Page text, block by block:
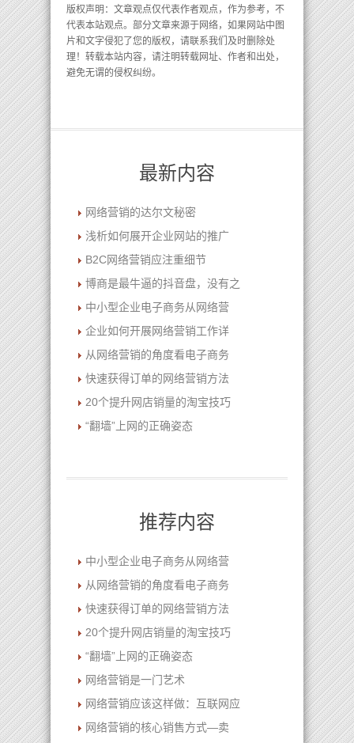
版权声明 ：文章观点仅代表作者观点，作为参考，不
代表本站观点。部分文章来源于网络，如果网站中图
片和文字侵犯了您的版权，请联系我们及时删除处
理！转载本站内容，请注明转载网址、作者和出处，
避免无谓的侵权纠纷。
最新内容
网络营销的达尔文秘密
浅析如何展开企业网站的推广
B2C网络营销应注重细节
博商是最牛逼的抖音盘，没有之
中小型企业电子商务从网络营
企业如何开展网络营销工作详
从网络营销的角度看电子商务
快速获得订单的网络营销方法
20个提升网店销量的淘宝技巧
“翻墙”上网的正确姿态
推荐内容
中小型企业电子商务从网络营
从网络营销的角度看电子商务
快速获得订单的网络营销方法
20个提升网店销量的淘宝技巧
“翻墙”上网的正确姿态
网络营销是一门艺术
网络营销应该这样做：互联网应
网络营销的核心销售方式—卖